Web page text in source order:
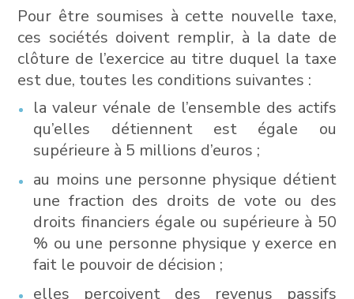
Pour être soumises à cette nouvelle taxe,
ces sociétés doivent remplir, à la date de
clôture de l’exercice au titre duquel la taxe
est due, toutes les conditions suivantes :
la valeur vénale de l’ensemble des actifs
qu’elles détiennent est égale ou
supérieure à 5 millions d’euros ;
au moins une personne physique détient
une fraction des droits de vote ou des
droits financiers égale ou supérieure à 50
% ou une personne physique y exerce en
fait le pouvoir de décision ;
elles perçoivent des revenus passifs